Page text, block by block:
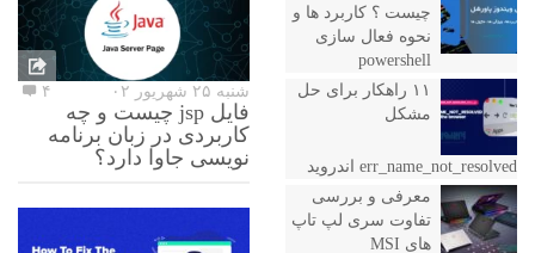
چیست ؟ کاربرد ها و
نحوه فعال سازی
powershell
۱۱ راهکار برای حل
مشکل
err_name_not_resolved اندروید
معرفی و بررسی
تفاوت سری لپ تاپ
های MSI
شنبه ۲۵ شهریور ۰۲ ۴
فایل jsp چیست و چه
کاربردی در زبان برنامه
نویسی جاوا دارد؟